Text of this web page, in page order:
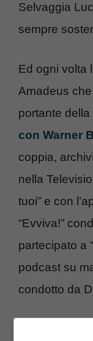
Selvaggia
sempre
Ed ogni volta
Amadeus
portante della
con Warner
coppia,
nella
tuoi” e con
“Evviva!”
partecipato a
podcast su
condotto da